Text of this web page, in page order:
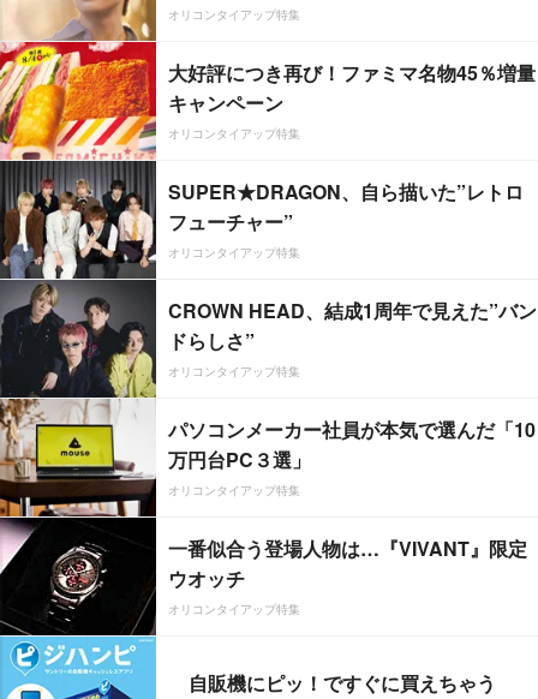
オリコンタイアップ特集
大好評につき再び！ファミマ名物45％増量
キャンペーン
オリコンタイアップ特集
SUPER★DRAGON、自ら描いた”レトロ
フューチャー”
オリコンタイアップ特集
CROWN HEAD、結成1周年で見えた”バン
ドらしさ”
オリコンタイアップ特集
パソコンメーカー社員が本気で選んだ「10
万円台PC３選」
オリコンタイアップ特集
一番似合う登場人物は…『VIVANT』限定
ウオッチ
オリコンタイアップ特集
自販機にピッ！ですぐに買えちゃう